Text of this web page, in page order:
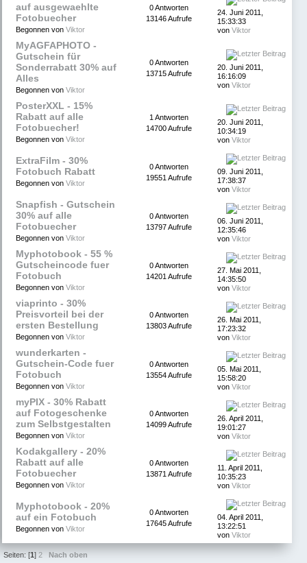
auf ausgewaehlte
Fotobuecher
Begonnen von Viktor
0 Antworten
13146 Aufrufe
24. Juni 2011,
15:33:33
von Viktor
MyAGFAPHOTO -
Gutschein für
Sonderrabatt 30% auf
Alles
Begonnen von Viktor
0 Antworten
13715 Aufrufe
20. Juni 2011,
16:16:09
von Viktor
PosterXXL - 15%
Rabatt auf alle
Fotobuecher!
Begonnen von Viktor
1 Antworten
14700 Aufrufe
20. Juni 2011,
10:34:19
von Viktor
ExtraFilm - 30%
Fotobuch Rabatt
Begonnen von Viktor
0 Antworten
19551 Aufrufe
09. Juni 2011,
17:38:37
von Viktor
Snapfish - Gutschein
30% auf alle
Fotobuecher
Begonnen von Viktor
0 Antworten
13797 Aufrufe
06. Juni 2011,
12:35:46
von Viktor
Myphotobook - 55 %
Gutscheincode fuer
Fotobuch
Begonnen von Viktor
0 Antworten
14201 Aufrufe
27. Mai 2011,
14:35:50
von Viktor
viaprinto - 30%
Preisvorteil bei der
ersten Bestellung
Begonnen von Viktor
0 Antworten
13803 Aufrufe
26. Mai 2011,
17:23:32
von Viktor
wunderkarten -
Gutschein-Code fuer
Fotobuch
Begonnen von Viktor
0 Antworten
13554 Aufrufe
05. Mai 2011,
15:58:20
von Viktor
myPIX - 30% Rabatt
auf Fotogeschenke
zum Selbstgestalten
Begonnen von Viktor
0 Antworten
14099 Aufrufe
26. April 2011,
19:01:27
von Viktor
Kodakgallery - 20%
Rabatt auf alle
Fotobuecher
Begonnen von Viktor
0 Antworten
13871 Aufrufe
11. April 2011,
10:35:23
von Viktor
Myphotobook - 20%
auf ein Fotobuch
Begonnen von Viktor
0 Antworten
17645 Aufrufe
04. April 2011,
13:22:51
von Viktor
Seiten: [1]2 Nach oben